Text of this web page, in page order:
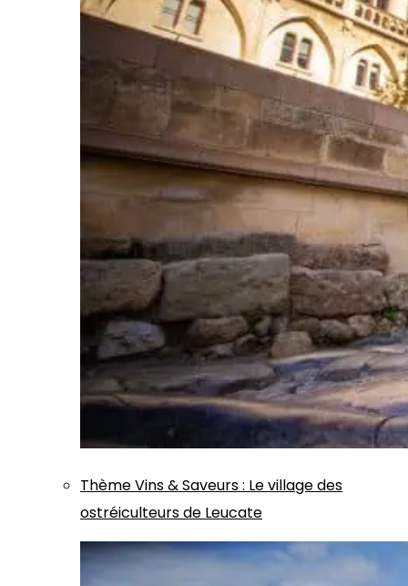
ThèmeVins & Saveurs: Le village des
ostréiculteurs de Leucate